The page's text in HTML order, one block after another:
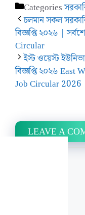
Categories
চলমান সকল
বিজ্ঞপ্তি ২০২৬ |
Circular
ইস্ট ওয়েস্ট
বিজ্ঞপ্তি ২০২৬ East
Job Circular 2026
LEAVE A